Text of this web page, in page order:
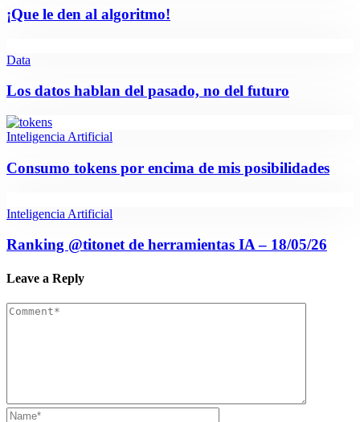
¡Que le den al algoritmo!
Data
Los datos hablan del pasado, no del futuro
Inteligencia Artificial
Consumo tokens por encima de mis posibilidades
Inteligencia Artificial
Ranking @titonet de herramientas IA – 18/05/26
Leave a Reply